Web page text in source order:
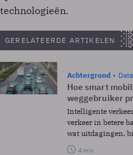
technologieën.
GERELATEERDE ARTIKELEN
Achtergrond
Hoe smart
weggebruiker
Intelligente
verkeer in betere
wat uitdagingen,
4 min